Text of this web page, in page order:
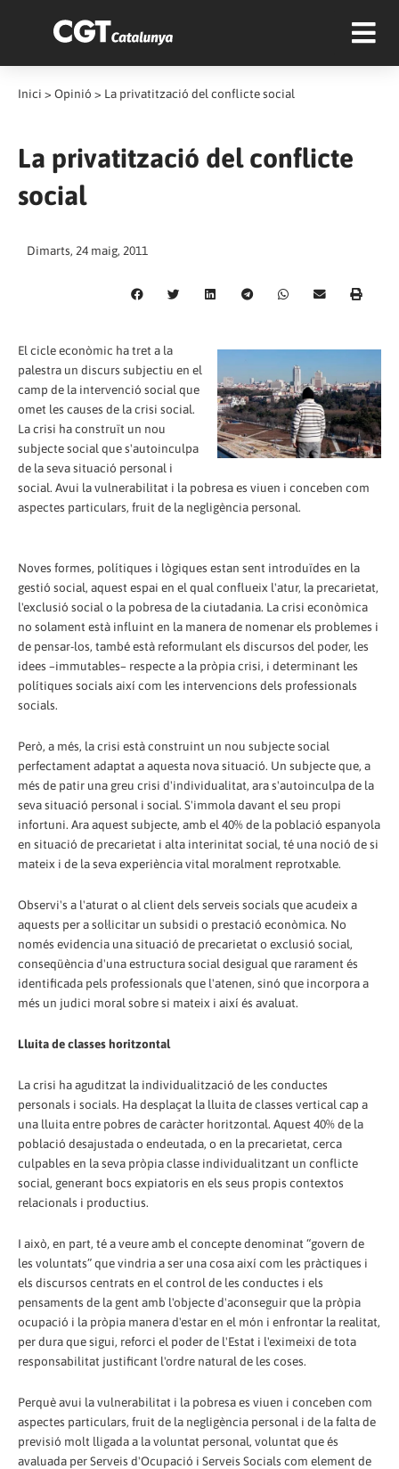
Inici > Opinió > La privatització del conflicte social
La privatització del conflicte
social
Dimarts, 24 maig, 2011
El cicle econòmic ha tret a la
palestra un discurs subjectiu en el
camp de la intervenció social que
omet les causes de la crisi social.
La crisi ha construït un nou
subjecte social que s'autoinculpa
de la seva situació personal i
social. Avui la vulnerabilitat i la pobresa es viuen i conceben com
aspectes particulars, fruit de la negligència personal.
Noves formes, polítiques i lògiques estan sent introduïdes en la
gestió social, aquest espai en el qual conflueix l'atur, la precarietat,
l'exclusió social o la pobresa de la ciutadania. La crisi econòmica
no solament està influint en la manera de nomenar els problemes i
de pensar-los, també està reformulant els discursos del poder, les
idees –immutables– respecte a la pròpia crisi, i determinant les
polítiques socials així com les intervencions dels professionals
socials.
Però, a més, la crisi està construint un nou subjecte social
perfectament adaptat a aquesta nova situació. Un subjecte que, a
més de patir una greu crisi d'individualitat, ara s'autoinculpa de la
seva situació personal i social. S'immola davant el seu propi
infortuni. Ara aquest subjecte, amb el 40% de la població espanyola
en situació de precarietat i alta interinitat social, té una noció de si
mateix i de la seva experiència vital moralment reprotxable.
Observi's a l'aturat o al client dels serveis socials que acudeix a
aquests per a sol·licitar un subsidi o prestació econòmica. No
només evidencia una situació de precarietat o exclusió social,
conseqüència d'una estructura social desigual que rarament és
identificada pels professionals que l'atenen, sinó que incorpora a
més un judici moral sobre si mateix i així és avaluat.
Lluita de classes horitzontal
La crisi ha aguditzat la individualització de les conductes
personals i socials. Ha desplaçat la lluita de classes vertical cap a
una lluita entre pobres de caràcter horitzontal. Aquest 40% de la
població desajustada o endeutada, o en la precarietat, cerca
culpables en la seva pròpia classe individualitzant un conflicte
social, generant bocs expiatoris en els seus propis contextos
relacionals i productius.
I això, en part, té a veure amb el concepte denominat “govern de
les voluntats” que vindria a ser una cosa així com les pràctiques i
els discursos centrats en el control de les conductes i els
pensaments de la gent amb l'objecte d'aconseguir que la pròpia
ocupació i la pròpia manera d'estar en el món i enfrontar la realitat,
per dura que sigui, reforci el poder de l'Estat i l'eximeixi de tota
responsabilitat justificant l'ordre natural de les coses.
Perquè avui la vulnerabilitat i la pobresa es viuen i conceben com
aspectes particulars, fruit de la negligència personal i de la falta de
previsió molt lligada a la voluntat personal, voluntat que és
avaluada per Serveis d'Ocupació i Serveis Socials com element de